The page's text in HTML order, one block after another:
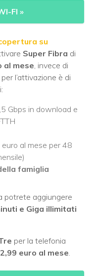
FI »
su
Super Fibra di
al mese , invece di
l’attivazione è di
Gbps in download e
al mese per 48
famiglia
potrete aggiungere
e Giga illimitati
per la telefonia
euro al mese